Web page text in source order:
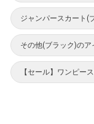
ジャンパースカート(
その他(ブラック)のア
【セール】ワンピー